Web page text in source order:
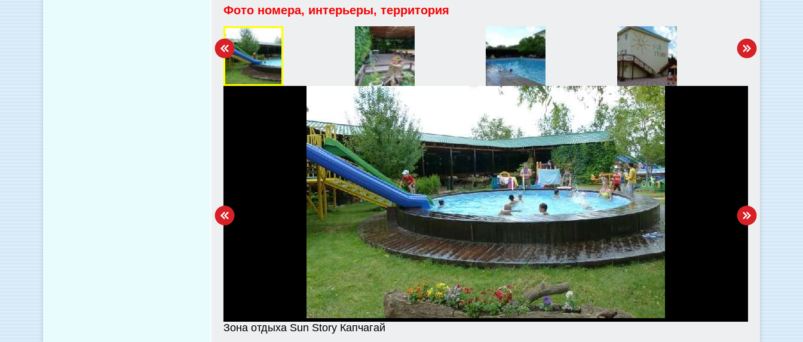
Фото номера, интерьеры, территория
Зона отдыха Sun Story Капчагай